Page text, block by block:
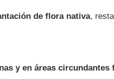
de flora nativa,
y en áreas circundantes